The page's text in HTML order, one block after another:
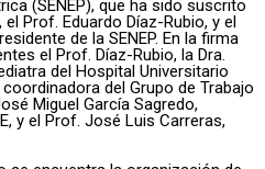
(SENEP), que ha sido suscrito
Prof. Eduardo Díaz-Rubio, y el
de la SENEP. En la firma
el Prof. Díaz-Rubio, la Dra.
del Hospital Universitario
del Grupo de Trabajo
Miguel García Sagredo,
y el Prof. José Luis Carreras,